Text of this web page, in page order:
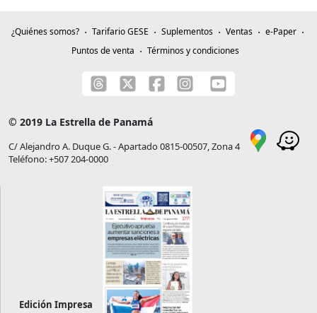
¿Quiénes somos? Tarifario GESE Suplementos Ventas
e-Paper
Puntos de venta
Términos y condiciones
© 2019 La Estrella de Panamá
C/ Alejandro A. Duque G. - Apartado 0815-00507, Zona 4
Teléfono: +507 204-0000
Edición Impresa